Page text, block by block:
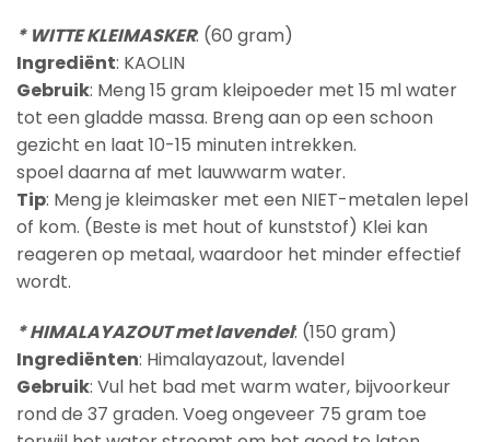
* WITTE KLEIMASKER: (60 gram)
Ingrediënt: KAOLIN
Gebruik: Meng 15 gram kleipoeder met 15 ml water
tot een gladde massa. Breng aan op een schoon
gezicht en laat 10-15 minuten intrekken.
spoel daarna af met lauwwarm water.
Tip: Meng je kleimasker met een NIET-metalen lepel
of kom. (Beste is met hout of kunststof) Klei kan
reageren op metaal, waardoor het minder effectief
wordt.
* HIMALAYAZOUT met lavendel: (150 gram)
Ingrediënten: Himalayazout, lavendel
Gebruik: Vul het bad met warm water, bijvoorkeur
rond de 37 graden. Voeg ongeveer 75 gram toe